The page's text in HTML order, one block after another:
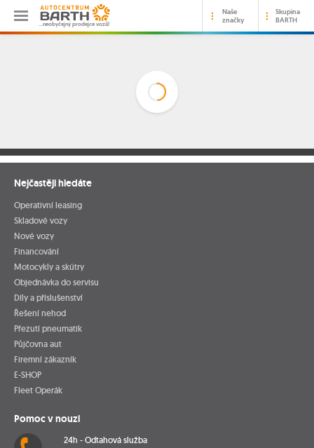
…neobyčejný prodejce vozů!
Naše
značky
Skupina
BARTH
Nejčastěji hledáte
Operativní leasing
Skladové vozy
Nové vozy
Financování
Motocykly a skútry
Objednávka do servisu
Díly a příslušenství
Řešení nehod
Přezutí pneumatik
Půjčovna aut
Firemní zákazník
E-SHOP
Fleet Operák
Pomoc v nouzi
24h - Odtahová služba